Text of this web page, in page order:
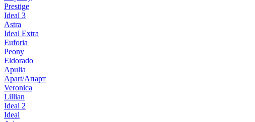
Prestige
Ideal 3
Astra
Ideal Extra
Euforia
Peony
Eldorado
Apulia
Apart/Апарт
Veronica
Lillian
Ideal 2
Ideal